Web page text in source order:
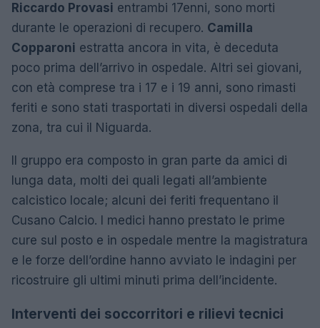
Riccardo Provasi entrambi 17enni, sono morti
durante le operazioni di recupero. Camilla
Copparoni estratta ancora in vita, è deceduta
poco prima dell’arrivo in ospedale. Altri sei giovani,
con età comprese tra i 17 e i 19 anni, sono rimasti
feriti e sono stati trasportati in diversi ospedali della
zona, tra cui il Niguarda.
Il gruppo era composto in gran parte da amici di
lunga data, molti dei quali legati all’ambiente
calcistico locale; alcuni dei feriti frequentano il
Cusano Calcio. I medici hanno prestato le prime
cure sul posto e in ospedale mentre la magistratura
e le forze dell’ordine hanno avviato le indagini per
ricostruire gli ultimi minuti prima dell’incidente.
Interventi dei soccorritori e rilievi tecnici